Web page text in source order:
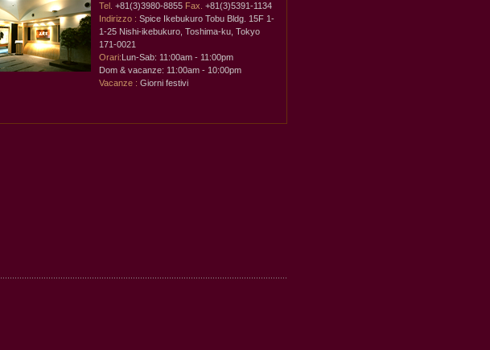
Tel. +81(3)3980-8855 Fax. +81(3)5391-1134
Indirizzo : Spice Ikebukuro Tobu Bldg. 15F 1-
1-25 Nishi-ikebukuro, Toshima-ku, Tokyo
171-0021
Orari:Lun-Sab: 11:00am - 11:00pm
Dom & vacanze: 11:00am - 10:00pm
Vacanze : Giorni festivi